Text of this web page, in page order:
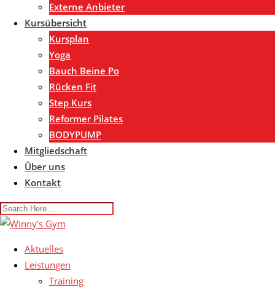
Externe Anbieter
Kursübersicht
Kursplan
Yoga
Bauch Beine Po
Rücken Fit
Step Kurs
Reformer Pilates
BODYPUMP
Mitgliedschaft
Über uns
Kontakt
Aktuelles
Leistungen
Training